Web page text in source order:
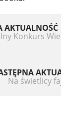
AKTUALNOŚĆ
Konkurs
Na świetlicy